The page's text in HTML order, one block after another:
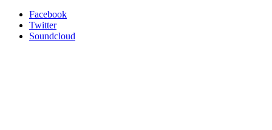
Facebook
Twitter
Soundcloud